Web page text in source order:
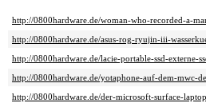
http://0800hardware.de/woman-who-recorded-a-
http://0800hardware.de/asus-rog-ryujin-iii-
http://0800hardware.de/lacie-portable-ssd-
http://0800hardware.de/yotaphone-auf-dem-mwc-
http://0800hardware.de/der-microsoft-surface-